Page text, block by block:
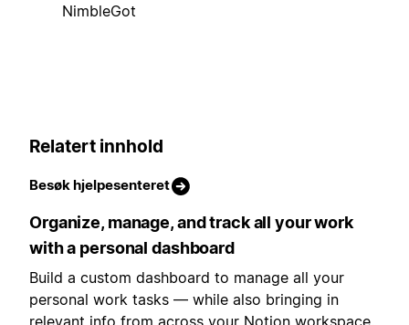
NimbleGot
Relatert innhold
Besøk hjelpesenteret
Organize, manage, and track all your work
with a personal dashboard
Build a custom dashboard to manage all your
personal work tasks — while also bringing in